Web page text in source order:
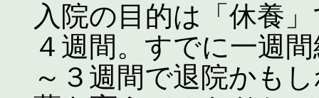
入院の目的は「休養
４週間。すでに一週
～３週間で退院かも